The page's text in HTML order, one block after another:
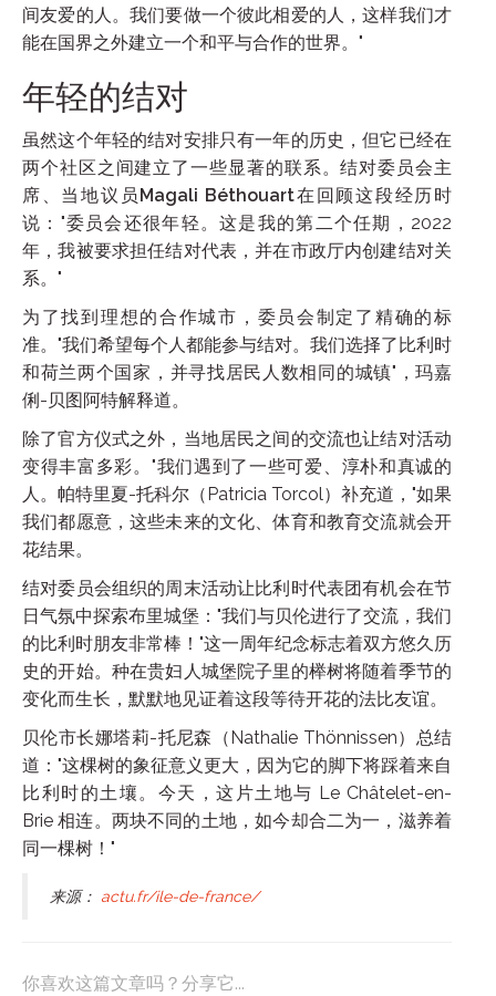
间友爱的人。我们要做一个彼此相爱的人，这样我们才
能在国界之外建立一个和平与合作的世界。"
年轻的结对
虽然这个年轻的结对安排只有一年的历史，但它已经在
两个社区之间建立了一些显著的联系。结对委员会主
席、当地议员 Magali Béthouart在回顾这段经历时
说："委员会还很年轻。这是我的第二个任期，2022
年，我被要求担任结对代表，并在市政厅内创建结对关
系。"
为了找到理想的合作城市，委员会制定了精确的标
准。"我们希望每个人都能参与结对。我们选择了比利时
和荷兰两个国家，并寻找居民人数相同的城镇"，玛嘉
俐-贝图阿特解释道。
除了官方仪式之外，当地居民之间的交流也让结对活动
变得丰富多彩。"我们遇到了一些可爱、淳朴和真诚的
人。帕特里夏-托科尔（Patricia Torcol）补充道，"如果
我们都愿意，这些未来的文化、体育和教育交流就会开
花结果。
结对委员会组织的周末活动让比利时代表团有机会在节
日气氛中探索布里城堡："我们与贝伦进行了交流，我们
的比利时朋友非常棒！"这一周年纪念标志着双方悠久历
史的开始。种在贵妇人城堡院子里的榉树将随着季节的
变化而生长，默默地见证着这段等待开花的法比友谊。
贝伦市长娜塔莉-托尼森（Nathalie Thönnissen）总结
道："这棵树的象征意义更大，因为它的脚下将踩着来自
比利时的土壤。今天，这片土地与 Le Châtelet-en-
Brie 相连。两块不同的土地，如今却合二为一，滋养着
同一棵树！"
来源： actu.fr/ile-de-france/
你喜欢这篇文章吗？分享它...